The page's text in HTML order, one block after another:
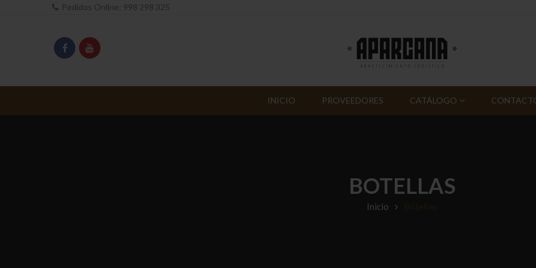
Pedidos Online: 998 298 325
INICIO PROVEEDORES CATÁLOGO
BOTELLAS
Inicio